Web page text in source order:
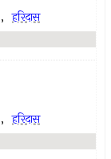
, हरिदास
, हरिदास